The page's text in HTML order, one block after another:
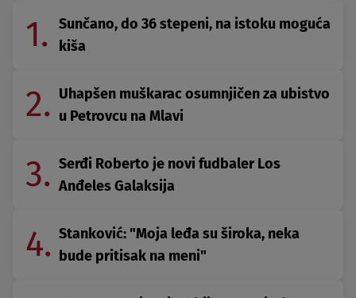
1.
Sunčano, do 36 stepeni, na istoku moguća
kiša
2. Uhapšen muškarac osumnjičen za ubistvo
u Petrovcu na Mlavi
3. Serđi Roberto je novi fudbaler Los
Anđeles Galaksija
4. Stanković: "Moja leđa su široka, neka
bude pritisak na meni"